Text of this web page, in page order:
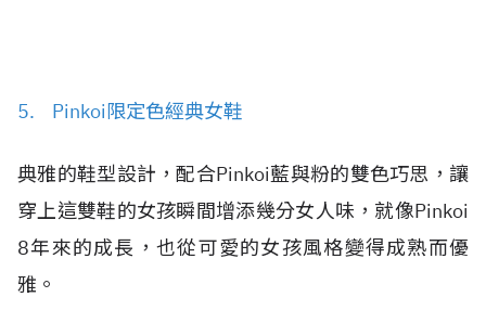
5. Pinkoi限定色經典女鞋
典雅的鞋型設計，配合Pinkoi藍與粉的雙色巧思，讓
穿上這雙鞋的女孩瞬間增添幾分女人味，就像Pinkoi
8年來的成長，也從可愛的女孩風格變得成熟而優
雅。